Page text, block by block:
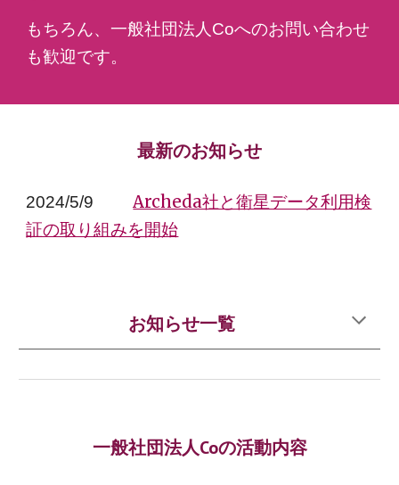
もちろん、一般社団法人Coへのお問い合わせ
も歓迎です。
最新のお知らせ
2024/5/9
Archeda社と衛星データ利用検
証の取り組みを開始
お知らせ一覧
一般社団法人Coの活動内容